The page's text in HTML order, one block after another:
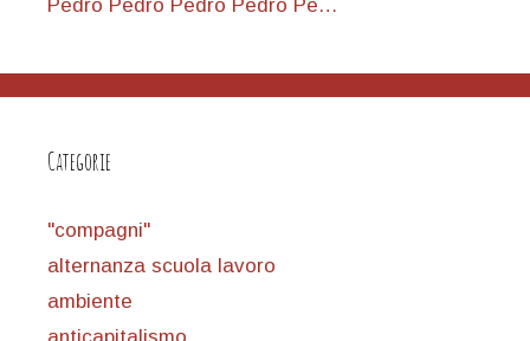
Pedro Pedro Pedro Pedro Pè…
Categorie
"compagni"
alternanza scuola lavoro
ambiente